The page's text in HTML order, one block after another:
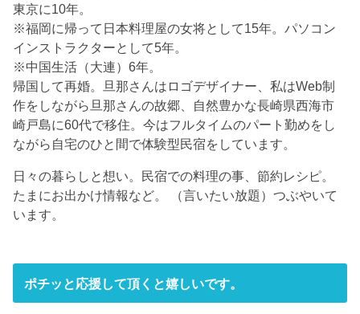
東京に10年。
※福岡に帰って日本料理屋の女将として15年。パソコン
インストラクターとして5年。
※中国生活（大連）6年。
帰国して再婚。旦那さんはロゴデザイナー、私はWeb制
作をしながら旦那さんの故郷、自然豊かな長崎県西海市
崎戸島に60代で移住。今はフルタイムのパート勤めをし
ながら自宅のひと間で体験型民宿をしています。
日々の暮らしと想い。民宿での料理の事、節約レシピ。
たまにお出かけ情報など。 （言いたい放題）つぶやいて
います。
ポチッと応援して頂くと嬉しいです。